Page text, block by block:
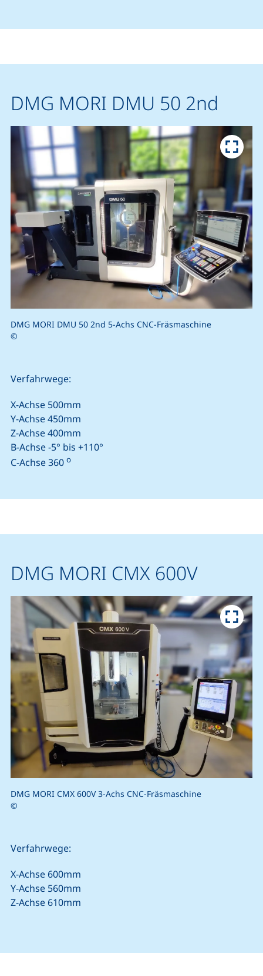
DMG MORI DMU 50 2nd
DMG MORI DMU 50 2nd 5-Achs CNC-Fräsmaschine
©
Verfahrwege:
X-Achse 500mm
Y-Achse 450mm
Z-Achse 400mm
B-Achse -5° bis +110°
C-Achse 360 o
DMG MORI CMX 600V
DMG MORI CMX 600V 3-Achs CNC-Fräsmaschine
©
Verfahrwege:
X-Achse 600mm
Y-Achse 560mm
Z-Achse 610mm